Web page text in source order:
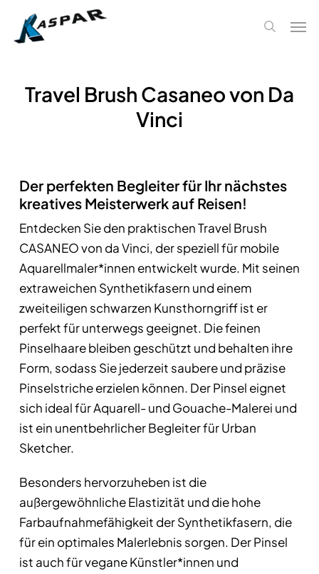
search
Travel Brush Casaneo von Da
Vinci
Der perfekten Begleiter für Ihr nächstes
kreatives Meisterwerk auf Reisen!
Entdecken Sie den praktischen Travel Brush
CASANEO von da Vinci, der speziell für mobile
Aquarellmaler*innen entwickelt wurde. Mit seinen
extraweichen Synthetikfasern und einem
zweiteiligen schwarzen Kunsthorngriff ist er
perfekt für unterwegs geeignet. Die feinen
Pinselhaare bleiben geschützt und behalten ihre
Form, sodass Sie jederzeit saubere und präzise
Pinselstriche erzielen können. Der Pinsel eignet
sich ideal für Aquarell- und Gouache-Malerei und
ist ein unentbehrlicher Begleiter für Urban
Sketcher.
Besonders hervorzuheben ist die
außergewöhnliche Elastizität und die hohe
Farbaufnahmefähigkeit der Synthetikfasern, die
für ein optimales Malerlebnis sorgen. Der Pinsel
ist auch für vegane Künstler*innen und